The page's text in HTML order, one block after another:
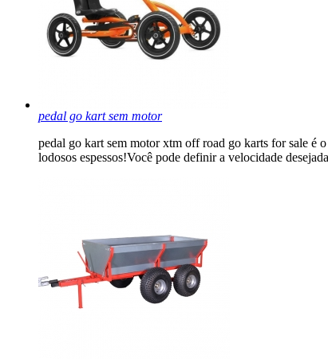
pedal go kart sem motor
pedal go kart sem motor xtm off road go karts for sale é
lodosos espessos!Você pode definir a velocidade